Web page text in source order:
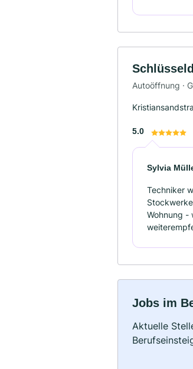
Autoöffnung ·
5.0
Sylvia
Techniker
Wohnung -
Jobs im
Aktuelle